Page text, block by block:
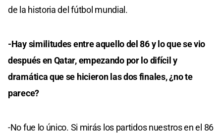
de la historia del fútbol mundial.
-Hay similitudes entre aquello del 86 y lo que se vio
después en Qatar, empezando por lo difícil y
dramática que se hicieron las dos finales, ¿no te
parece?
-No fue lo único. Si mirás los partidos nuestros en el 86